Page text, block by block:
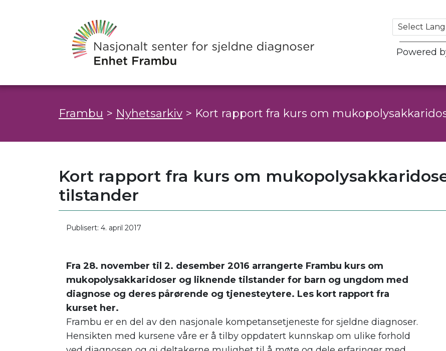
Powered
Frambu > Nyhetsarkiv > Kort rapport fra kurs om
Kort rapport fra kurs om
tilstander
Publisert: 4. april 2017
Fra 28. november til 2. desember 2016 arrangerte Frambu kurs om
mukopolysakkaridoser og liknende tilstander for barn og ungdom med
diagnose og deres pårørende og tjenesteytere. Les kort rapport fra
kurset her.
Frambu er en del av den nasjonale kompetansetjeneste for sjeldne diagnoser.
Hensikten med kursene våre er å tilby oppdatert kunnskap om ulike forhold